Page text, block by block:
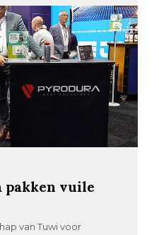
pakken vuile
van Tuwi voor